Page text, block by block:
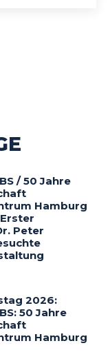
/ 50 Jahre
Hamburg
Peter
2026:
50 Jahre
Hamburg